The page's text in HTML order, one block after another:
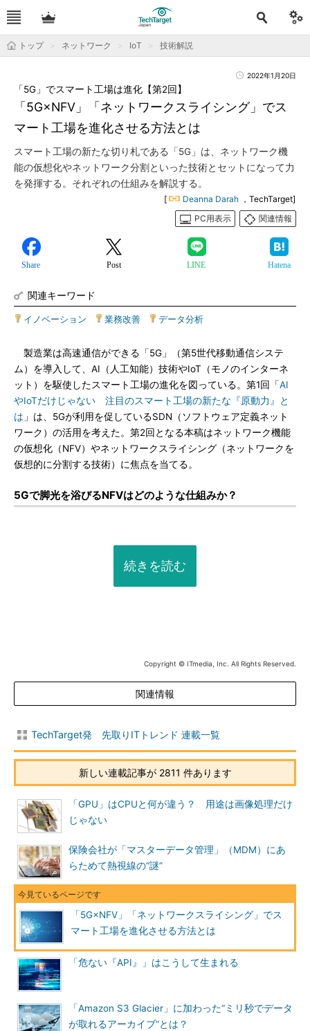
トップ ネットワーク IoT 技術解説
2022年1月20日
「5G×NFV」「ネットワークスライシング」でス
マート工場を進化させる方法とは
「5G」でスマート工場は進化【第2回】
スマート工場の新たな切り札である「5G」は、ネットワーク機
能の仮想化やネットワーク分割といった技術とセットになって力
を発揮する。それぞれの仕組みを解説する。
[ Deanna Darah ，TechTarget]
PC用表示
関連情報
Share Post LINE Hatena
関連キーワード
イノベーション 業務改善 データ分析
製造業は高速通信ができる「5G」（第5世代移動通信システ
ム）を導入して、AI（人工知能）技術やIoT（モノのインターネ
ット）を駆使したスマート工場の進化を図っている。第1回「AI
やIoTだけじゃない 注目のスマート工場の新たな『原動力』と
は 」は、5Gが利用を促しているSDN（ソフトウェア定義ネット
ワーク）の活用を考えた。第2回となる本稿はネットワーク機能
の仮想化（NFV）やネットワークスライシング（ネットワークを
仮想的に分割する技術）に焦点を当てる。
5Gで脚光を浴びるNFVはどのような仕組みか？
続きを読む
Copyright © ITmedia, Inc. All Rights Reserved.
関連情報
TechTarget発 先取りITトレンド 連載一覧
新しい連載記事が 2811 件あります
「GPU」はCPUと何が違う？ 用途は画像処理だけ
じゃない
保険会社が「マスターデータ管理」（MDM）にあ
らためて熱視線の“謎”
「5G×NFV」「ネットワークスライシング」でス
マート工場を進化させる方法とは
「危ない『API』」はこうして生まれる
「Amazon S3 Glacier」に加わった“ミリ秒でデータ
が取れるアーカイブ”とは？